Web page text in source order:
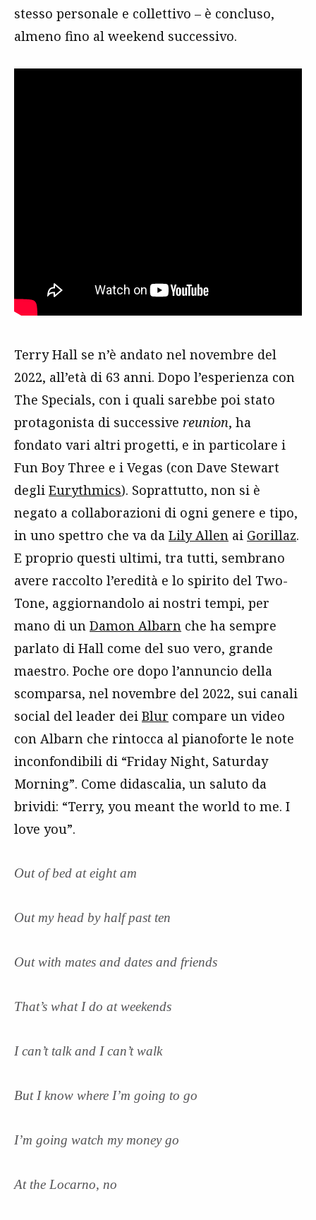
stesso personale e collettivo – è concluso,
almeno fino al weekend successivo.
Terry Hall se n’è andato nel novembre del
2022, all’età di 63 anni. Dopo l’esperienza con
The Specials, con i quali sarebbe poi stato
protagonista di successive reunion, ha
fondato vari altri progetti, e in particolare i
Fun Boy Three e i Vegas (con Dave Stewart
degli Eurythmics). Soprattutto, non si è
negato a collaborazioni di ogni genere e tipo,
in uno spettro che va da Lily Allen ai Gorillaz.
E proprio questi ultimi, tra tutti, sembrano
avere raccolto l’eredità e lo spirito del Two-
Tone, aggiornandolo ai nostri tempi, per
mano di un Damon Albarn che ha sempre
parlato di Hall come del suo vero, grande
maestro. Poche ore dopo l’annuncio della
scomparsa, nel novembre del 2022, sui canali
social del leader dei Blur compare un video
con Albarn che rintocca al pianoforte le note
inconfondibili di “Friday Night, Saturday
Morning”. Come didascalia, un saluto da
brividi: “Terry, you meant the world to me. I
love you”.
Out of bed at eight am
Out my head by half past ten
Out with mates and dates and friends
That’s what I do at weekends
I can’t talk and I can’t walk
But I know where I’m going to go
I’m going watch my money go
At the Locarno, no